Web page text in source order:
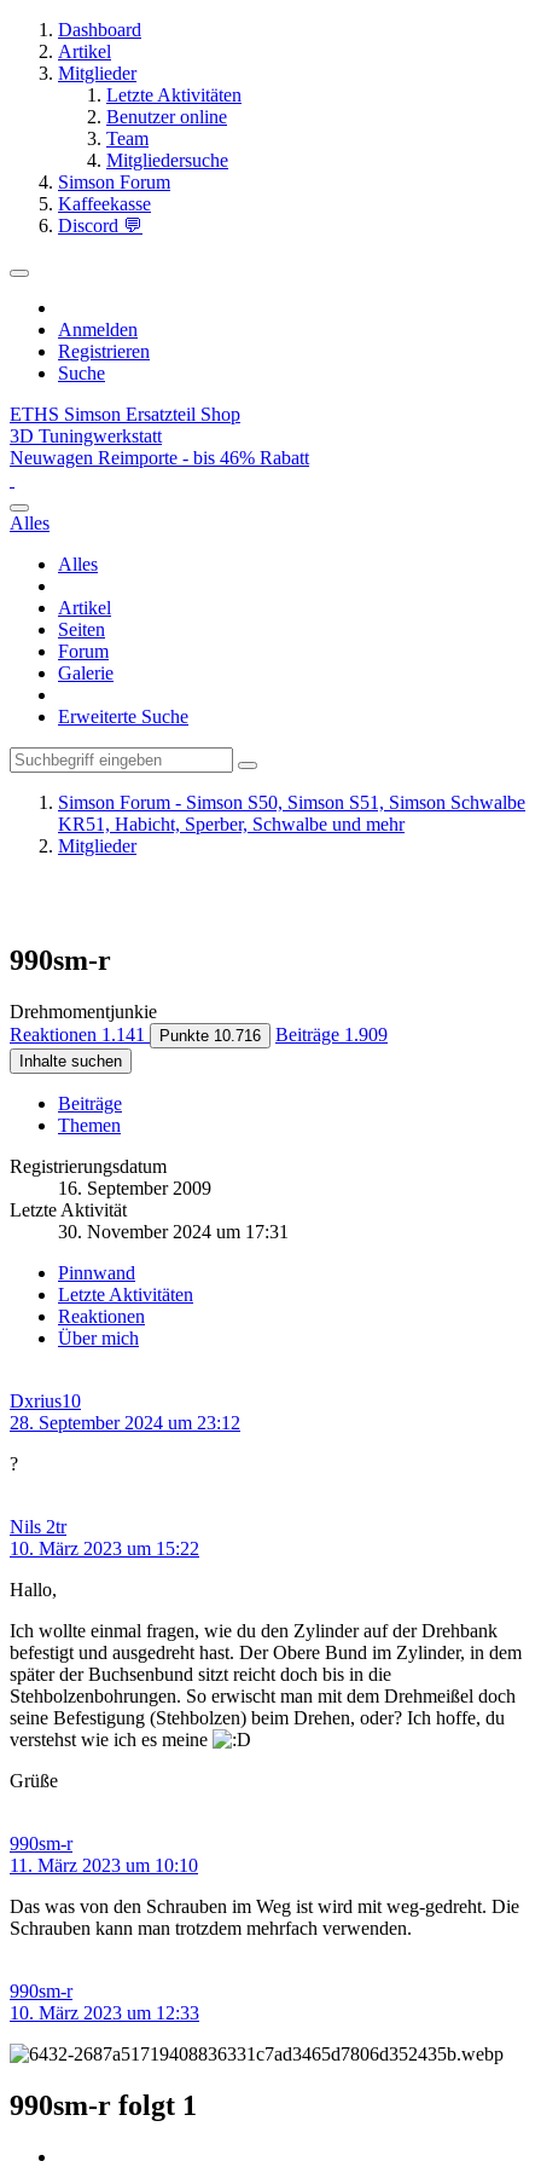
Dashboard
Artikel
Mitglieder
Letzte Aktivitäten
Benutzer online
Team
Mitgliedersuche
Simson Forum
Kaffeekasse
Discord 💬
Anmelden
Registrieren
Suche
ETHS Simson Ersatzteil Shop
3D Tuningwerkstatt
Neuwagen Reimporte - bis 46% Rabatt
Alles
Alles
Artikel
Seiten
Forum
Galerie
Erweiterte Suche
Simson Forum - Simson S50, Simson S51, Simson Schwalbe
KR51, Habicht, Sperber, Schwalbe und mehr
Mitglieder
990sm-r
Drehmomentjunkie
Reaktionen 1.141 Punkte 10.716 Beiträge 1.909
Inhalte suchen
Beiträge
Themen
Registrierungsdatum
16. September 2009
Letzte Aktivität
30. November 2024 um 17:31
Pinnwand
Letzte Aktivitäten
Reaktionen
Über mich
Dxrius10
28. September 2024 um 23:12
?
Nils 2tr
10. März 2023 um 15:22
Hallo,
Ich wollte einmal fragen, wie du den Zylinder auf der Drehbank
befestigt und ausgedreht hast. Der Obere Bund im Zylinder, in dem
später der Buchsenbund sitzt reicht doch bis in die
Stehbolzenbohrungen. So erwischt man mit dem Drehmeißel doch
seine Befestigung (Stehbolzen) beim Drehen, oder? Ich hoffe, du
verstehst wie ich es meine
Grüße
990sm-r
11. März 2023 um 10:10
Das was von den Schrauben im Weg ist wird mit weg-gedreht. Die
Schrauben kann man trotzdem mehrfach verwenden.
990sm-r
10. März 2023 um 12:33
990sm-r folgt 1